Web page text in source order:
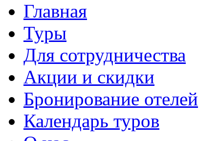
Главная
Туры
Для сотрудничества
Акции и скидки
Бронирование отелей
Календарь туров